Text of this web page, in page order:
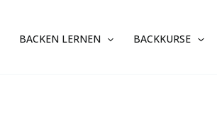
BACKEN LERNEN BACKKURSE